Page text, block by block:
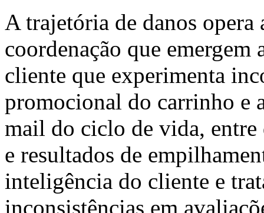
A trajetória de danos opera
coordenação que
cliente que experimenta
promocional do carrinho e
mail do ciclo de vida, entre
e resultados de
inteligência do cliente e
inconsistências em